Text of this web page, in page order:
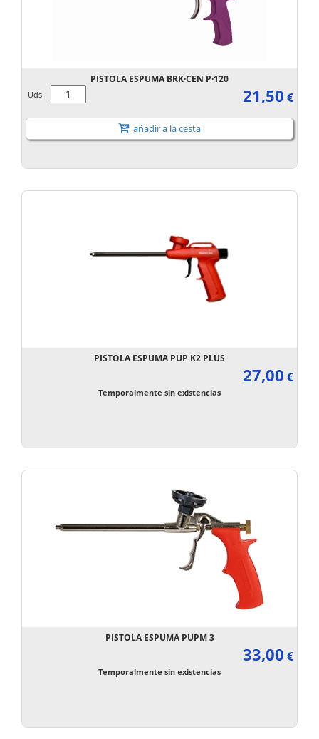
PISTOLA ESPUMA BRK·CEN P·120
Uds. 21,50 €
añadir a la cesta
PISTOLA ESPUMA PUP K2 PLUS
27,00 €
Temporalmente sin existencias
PISTOLA ESPUMA PUPM 3
33,00 €
Temporalmente sin existencias